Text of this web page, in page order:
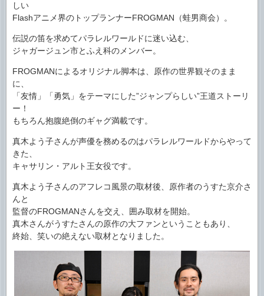
しい
Flashアニメ界のトップランナーFROGMAN（蛙男商会）。
伝説の笛を求めてパラレルワールドに迷い込む、
ジャガージュン市とふえ科のメンバー。
FROGMANによるオリジナル脚本は、原作の世界観そのまま
に、
「友情」「勇気」をテーマにした”ジャンプらしい”王道ストーリ
ー！
もちろん抱腹絶倒のギャグ満載です。
真木よう子さんが声優を務めるのはパラレルワールドからやって
きた、
キャサリン・アルト王女役です。
真木よう子さんのアフレコ風景の取材後、原作者のうすた京介さ
んと
監督のFROGMANさんを交え、囲み取材を開始。
真木さんがうすたさんの原作の大ファンということもあり、
終始、笑いの絶えない取材となりました。